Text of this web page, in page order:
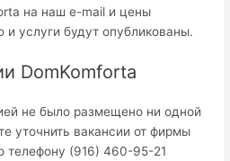
на наш e-mail и цены
услуги будут опубликованы.
DomKomforta
не было размещено ни одной
уточнить вакансии от фирмы
телефону (916) 460-95-21